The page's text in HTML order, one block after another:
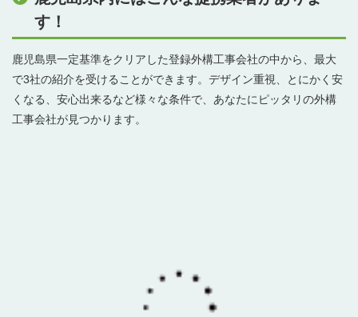
す！
鹿児島県一定基準をクリアした登録外構工事会社の中から、最大
で3社の紹介を受けることができます。デザイン重視、とにかく安
くなる、安心出来るなど様々な条件で、あなたにピッタリの外構
工事会社が見つかります。